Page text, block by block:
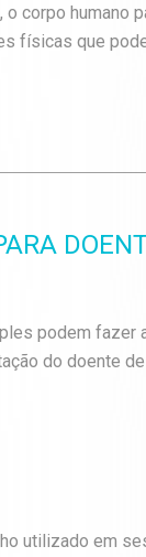
o corpo humano
físicas que
podem fazer
do doente de
utilizado em